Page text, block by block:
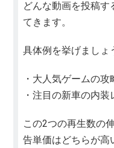
どんな動画を投稿す
てきます。
具体例を挙げましょ
・大人気ゲームの
・注目の新車の内装
この2つの再生数の
告単価はどちらが高